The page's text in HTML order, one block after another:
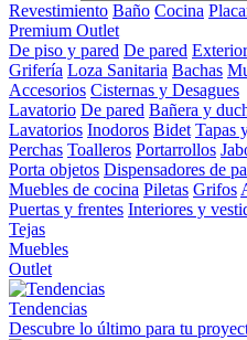
Revestimiento Baño Cocina
Premium Outlet
De piso y pared De pared Exterior
Grifería Loza Sanitaria Bachas
Accesorios Cisternas y Desagues
Lavatorio De pared Bañera y
Lavatorios Inodoros Bidet Tapas
Perchas Toalleros Portarrollos
Porta objetos Dispensadores de
Muebles de cocina Piletas Grifos
Puertas y frentes Interiores y
Tejas
Muebles
Outlet
Tendencias
Descubre lo último para tu